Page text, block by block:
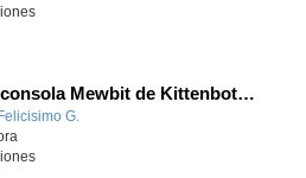
Utiliza la consola Mewbit de Kittenbot para llevar tus juegos arcade de MakeCode a tu mano
Felicisimo G.